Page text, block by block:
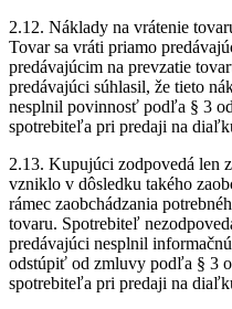
2.12. Náklady na vrátenie
Tovar sa vráti priamo
predávajúcim na prevzatie
predávajúci súhlasil, že tieto
nesplnil povinnosť podľa § 3
spotrebiteľa pri predaji na
2.13. Kupujúci zodpovedá len
vzniklo v dôsledku takého
rámec zaobchádzania
tovaru. Spotrebiteľ
predávajúci nesplnil
odstúpiť od zmluvy podľa § 3
spotrebiteľa pri predaji na